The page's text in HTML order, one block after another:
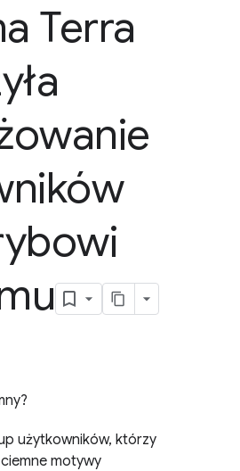
Terra
użytkowników, którzy
motywy